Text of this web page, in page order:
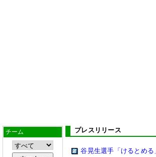
チーム プレスリリース
谷晃生選手「けるとめ